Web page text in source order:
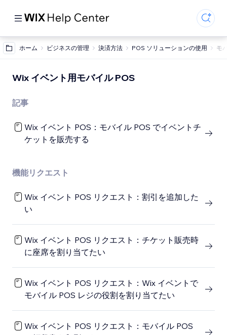
ホーム ビジネスの管理 決済方法 POS ソリューションの使用 モ
Wix イベント用モバイル POS
記事
Wix イベント POS：モバイル POS でイベントチ
ケットを販売する
機能リクエスト
Wix イベント POS リクエスト：割引を追加した
い
Wix イベント POS リクエスト：チケット販売時
に座席を割り当てたい
Wix イベント POS リクエスト：Wix イベントで
モバイル POS レジの役割を割り当てたい
Wix イベント POS リクエスト：モバイル POS